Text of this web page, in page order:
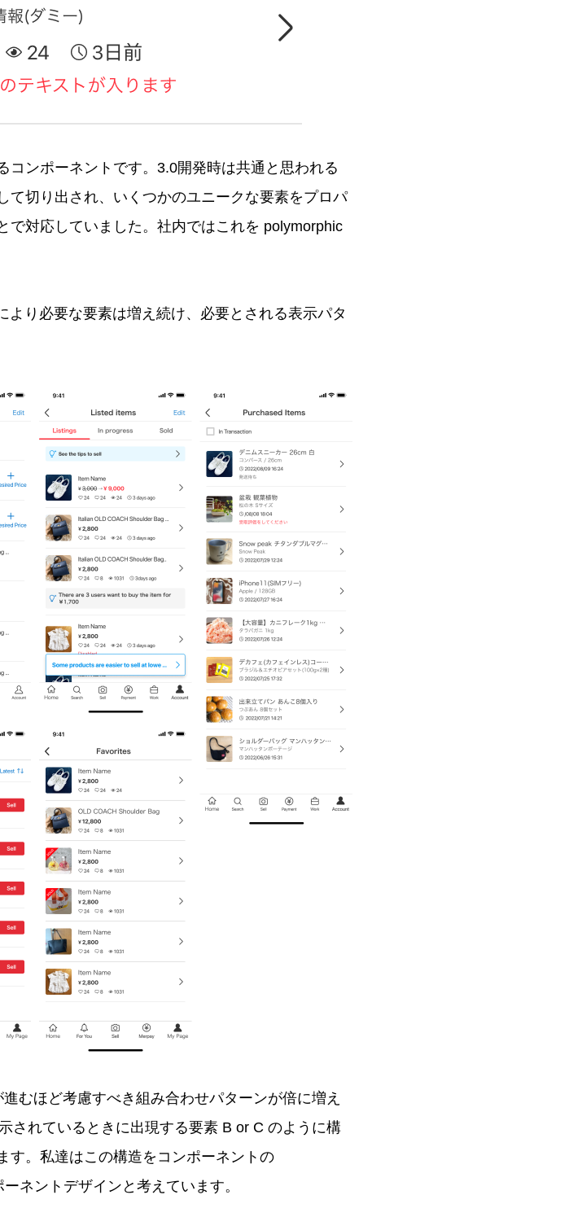
コンポーネントです。3.0開発時は共通と思われる
て切り出され、いくつかのユニークな要素をプロパ
で対応していました。社内ではこれを polymorphic
より必要な要素は増え続け、必要とされる表示パタ
むほど考慮すべき組み合わせパターンが倍に増え
されているときに出現する要素 B or C のように構
す。私達はこの構造をコンポーネントの
ネントデザインと考えています。